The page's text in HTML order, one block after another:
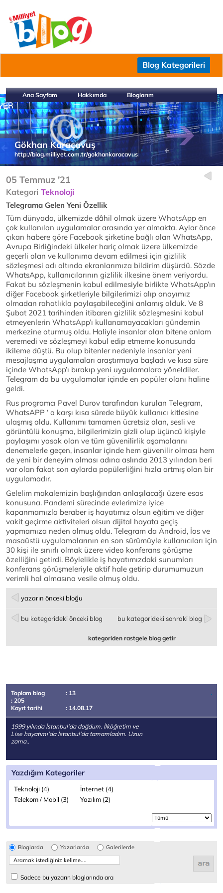
Blog Kategorileri
Ana Sayfam Hakkımda Bloglarım
Gökhan Karaçavuş
http://blog.milliyet.com.tr/gokhankaracavus
05 Temmuz '21
Kategori Teknoloji
Telegrama Gelen Yeni Özellik
Tüm dünyada, ülkemizde dâhil olmak üzere WhatsApp en
çok kullanılan uygulamalar arasında yer almakta. Aylar önce
çıkan habere göre Facebook şirketine bağlı olan WhatsApp,
Avrupa Birliğindeki ülkeler hariç olmak üzere ülkemizde
geçerli olan ve kullanıma devam edilmesi için gizlilik
sözleşmesi adı altında ekranlarımıza bildirim düşürdü. Sözde
WhatsApp, kullanıcılarının gizlilik ilkesine önem veriyordu.
Fakat bu sözleşmenin kabul edilmesiyle birlikte WhatsApp’ın
diğer Facebook şirketleriyle bilgilerimizi alıp onayımız
olmadan rahatlıkla paylaşabileceğini anlamış olduk. Ve 8
Şubat 2021 tarihinden itibaren gizlilik sözleşmesini kabul
etmeyenlerin WhatsApp’ı kullanamayacakları gündemin
merkezine oturmuş oldu. Haliyle insanlar olan bitene anlam
veremedi ve sözleşmeyi kabul edip etmeme konusunda
ikileme düştü. Bu olup bitenler nedeniyle insanlar yeni
mesajlaşma uygulamaları araştırmaya başladı ve kısa süre
içinde WhatsApp’ı bırakıp yeni uygulamalara yöneldiler.
Telegram da bu uygulamalar içinde en popüler olanı haline
geldi.
Rus programcı Pavel Durov tarafından kurulan Telegram,
WhatsAPP ‘ a karşı kısa sürede büyük kullanıcı kitlesine
ulaşmış oldu. Kullanımı tamamen ücretsiz olan, sesli ve
görüntülü konuşma, bilgilerimizin gizli olup üçüncü kişiyle
paylaşımı yasak olan ve tüm güvenilirlik aşamalarını
denemelerle geçen, insanlar içinde hem güvenilir olması hem
de yeni bir deneyim olması adına aslında 2013 yılından beri
var olan fakat son aylarda popülerliğini hızla artmış olan bir
uygulamadır.
Gelelim makalemizin başlığından anlaşılacağı üzere esas
konusuna. Pandemi sürecinde evlerimize iyice
kapanmamızla beraber iş hayatımız olsun eğitim ve diğer
vakit geçirme aktiviteleri olsun dijital hayata geçiş
yapmamıza neden olmuş oldu. Telegram da Android, İos ve
masaüstü uygulamalarının en son sürümüyle kullanıcıları için
30 kişi ile sınırlı olmak üzere video konferans görüşme
özelliğini getirdi. Böylelikle iş hayatımızdaki sunumları
konferans görüşmeleriyle aktif hale getirip durumumuzun
verimli hal almasına vesile olmuş oldu.
yazarın önceki bloğu
bu kategorideki önceki blog bu kategorideki sonraki blog
kategoriden rastgele blog getir
Toplam blog
: 13
: 205
Kayıt tarihi
: 14.08.17
1999 yılında İstanbul'da doğdum. İlköğretim ve
Lise hayatımı'da İstanbul'da tamamladım. Uzun
zama..
Yazdığım Kategoriler
Teknoloji (4)
İnternet (4)
Telekom / Mobil (3)
Yazılım (2)
Bloglarda Yazarlarda Galerilerde
Sadece bu yazarın bloglarında ara